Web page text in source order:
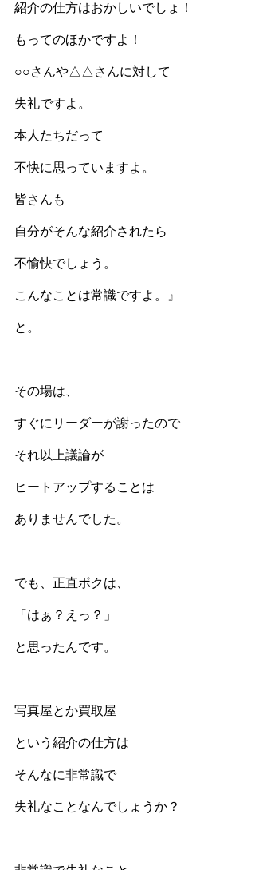
紹介の仕方はおかしいでしょ！
もってのほかですよ！
○○さんや△△さんに対して
失礼ですよ。
本人たちだって
不快に思っていますよ。
皆さんも
自分がそんな紹介されたら
不愉快でしょう。
こんなことは常識ですよ。』
と。
その場は、
すぐにリーダーが謝ったので
それ以上議論が
ヒートアップすることは
ありませんでした。
でも、正直ボクは、
「はぁ？えっ？」
と思ったんです。
写真屋とか買取屋
という紹介の仕方は
そんなに非常識で
失礼なことなんでしょうか？